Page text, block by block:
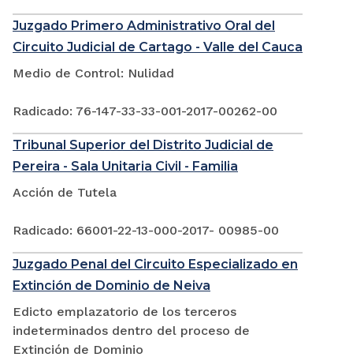
Juzgado Primero Administrativo Oral del
Circuito Judicial de Cartago - Valle del Cauca
Medio de Control: Nulidad
Radicado: 76-147-33-33-001-2017-00262-00
Tribunal Superior del Distrito Judicial de
Pereira - Sala Unitaria Civil - Familia
Acción de Tutela
Radicado: 66001-22-13-000-2017- 00985-00
Juzgado Penal del Circuito Especializado en
Extinción de Dominio de Neiva
Edicto emplazatorio de los terceros
indeterminados dentro del proceso de
Extinción de Dominio